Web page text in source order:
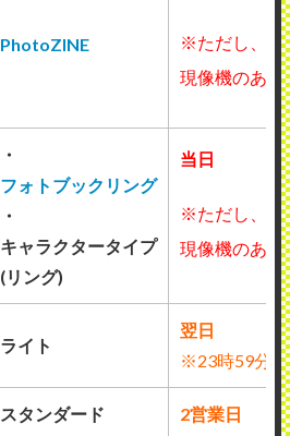
PhotoZINE
※ただし、
現像機のあ
・
フォトブックリング
・
キャラクタータイプ
(リング)
当日
※ただし、
現像機のあ
ライト
翌日
※23時59分
スタンダード 2営業日